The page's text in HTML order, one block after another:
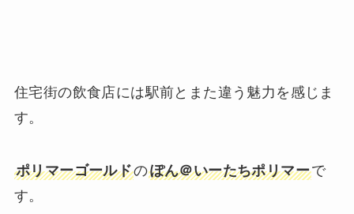
住宅街の飲食店には駅前とまた違う魅力を感じま
す。
ポリマーゴールドのぽん＠いーたちポリマーで
す。